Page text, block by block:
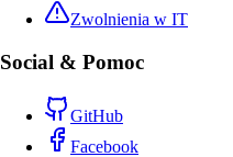
Zwolnienia w IT
Social & Pomoc
GitHub
Facebook